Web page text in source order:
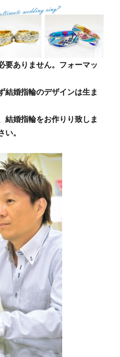
要ありません。フォーマッ
結婚指輪のデザインは生ま
結婚指輪をお作りり致しま
。